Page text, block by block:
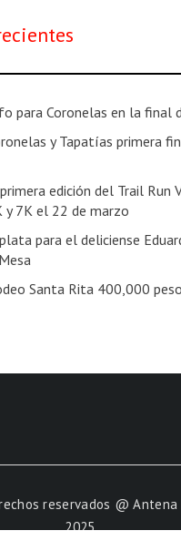
para Coronelas en la final
y Tapatías primera
edición del Trail Run
y 7K el 22 de marzo
para el deliciense
Santa Rita 400,000
reservados @
2025